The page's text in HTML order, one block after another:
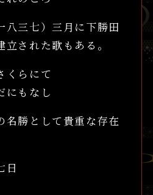
八三七）三月に下勝田
された歌もある。
くらにて
にもなし
名勝として貴重な存在
日